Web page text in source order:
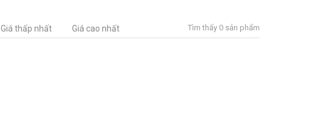
Giá thấp nhất Giá cao nhất Tìm thấy 0 sản phẩm